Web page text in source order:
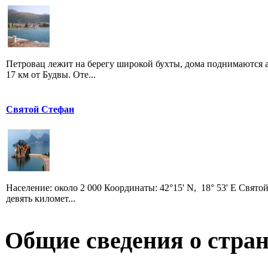
Петровац лежит на берегу широкой бухты, дома
17 км от Будвы. Оте...
Святой Стефан
Население: около 2 000 Координаты: 42°15' N, 18° 53' E
девять километ...
Общие сведения о